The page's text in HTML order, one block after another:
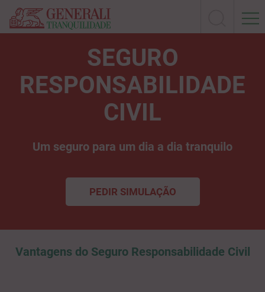
SEGURO
RESPONSABILIDADE
CIVIL
Um seguro para um dia a dia tranquilo
PEDIR SIMULAÇÃO
Vantagens do Seguro Responsabilidade Civil